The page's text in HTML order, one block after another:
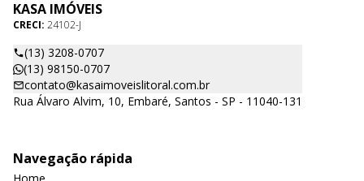
KASA IMÓVEIS
CRECI: 24102-J
(13) 3208-0707
(13) 98150-0707
contato@kasaimoveislitoral.com.br
Rua Álvaro Alvim, 10, Embaré, Santos - SP - 11040-131
Navegação rápida